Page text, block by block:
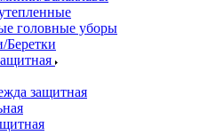
головные уборы
Беретки
защитная